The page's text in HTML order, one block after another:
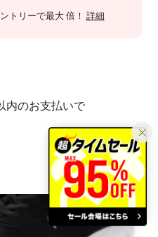
ントリーで最大 倍！ 詳細
内のお支払いで